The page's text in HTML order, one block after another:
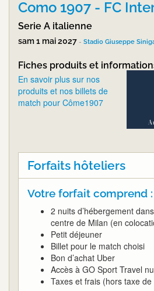
Como 1907 - FC
Serie A italienne
sam 1 mai 2027 - Stadio Giuseppe
Fiches produits et
En savoir plus sur nos
produits et nos billets de
match pour Côme1907
Forfaits hôteliers
Votre forfait comprend :
2 nuits d’hébergement
centre de Milan (en
Petit déjeuner
Billet pour le match choisi
Bon d’achat Uber
Accès à GO Sport Travel
Taxes et frais (hors taxe